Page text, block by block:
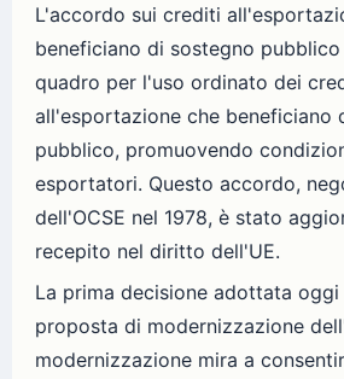
L'accordo sui crediti
beneficiano di sostegno
quadro per l'uso ordinato dei
all'esportazione che beneficiano
pubblico, promuovendo
esportatori. Questo accordo,
dell'OCSE nel 1978, è stato
recepito nel diritto dell'UE.
La prima decisione adottata oggi
proposta di modernizzazione
modernizzazione mira a